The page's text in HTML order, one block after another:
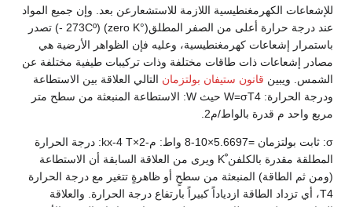
للإشعاعات الكهرمغنطيسية اللازمة للاستشعارعن بعد. وإن جميع المواد
عند درجة حرارة أعلى من الصفر المطلق273Cº) (zero K°) -) تصدر
باستمرار إشعاعات كهرمغنطيسية، وعليه فإن الظواهر الأرضية هي
مصادر إشعاعات ذات طاقات مختلفة وذات تركيبات طيفية مختلفة عن
الشمس. ويبين قانون ستيفان بولتزمان التالي العلاقة بين الاستطاعة
ودرجة الحرارة: W=σT4 حيث W: الاستطاعة المنبعثة من سطح متر
مربع واحد م قدرة بالواط/م2.
σ: ثابت بولتزمان =5.6697×10-8 واط: م-2×kx-4 T: درجة الحرارة
المطلقة مقدرة بالكلفن ْK ويرى من العلاقة السابقة أن الاستطاعة
(ومن ثم الطاقة) المنبعثة من سطحٍ أو ظاهرةٍ تتغير مع درجة الحرارة
T4، أي تزداد الطاقة ازدياداً كبيراً بارتفاع درجة الحرارة. والعلاقة